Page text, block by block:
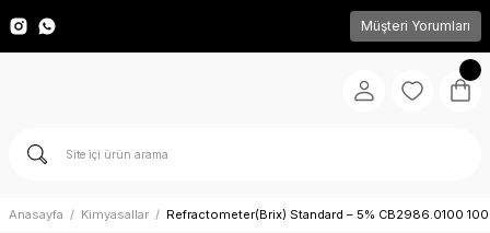
Müşteri Yorumları
Anasayfa Kimyasallar Refractometer(Brix) Standard – 5% CB2986.0100 100